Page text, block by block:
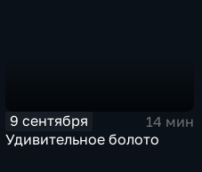
9 сентября
14 мин
Удивительное болото